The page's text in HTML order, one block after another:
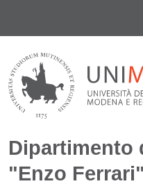
Dipartimento
"Enzo Ferrari"